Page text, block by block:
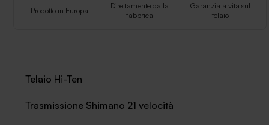
Prodotto in Europa
Direttamente dalla
fabbrica
Garanzia a vita sul
telaio
Telaio Hi-Ten
Trasmissione Shimano 21 velocità